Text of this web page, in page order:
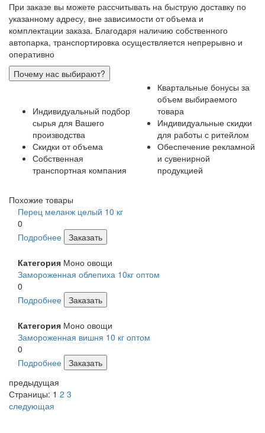
При заказе вы можете рассчитывать на быструю доставку по
указанному адресу, вне зависимости от объема и
комплектации заказа. Благодаря наличию собственного
автопарка, транспортировка осуществляется непрерывно и
оперативно
Почему нас выбирают?
Индивидуальный подбор
сырья для Вашего
производства
Скидки от объема
Собственная
транспортная компания
Квартальные бонусы за
объем выбираемого
товара
Индивидуальные скидки
для работы с ритейлом
Обеспечение рекламной
и сувенирной
продукцией
Похожие товары
Перец меланж целый 10 кг
0
Подробнее Заказать
Категория Моно овощи
Замороженная облепиха 10кг оптом
0
Подробнее Заказать
Категория Моно овощи
Замороженная вишня 10 кг оптом
0
Подробнее Заказать
предыдущая
Страницы: 1 2 3
следующая